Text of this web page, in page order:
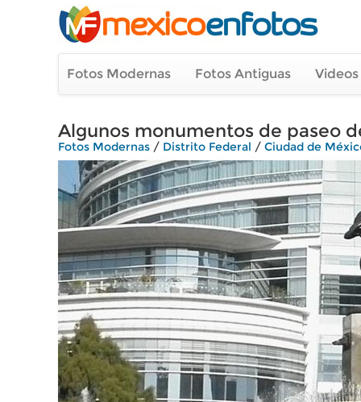
Fotos Modernas Fotos Antiguas
Algunos monumentos de paseo
Fotos Modernas / Distrito Federal / Ciudad de